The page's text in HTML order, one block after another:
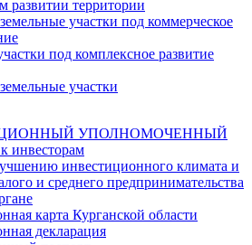
развитии территории
участки под коммерческое
под комплексное развитие
участки
УПОЛНОМОЧЕННЫЙ
инвесторам
инвестиционного климата и
и среднего предпринимательства
карта Курганской области
декларация